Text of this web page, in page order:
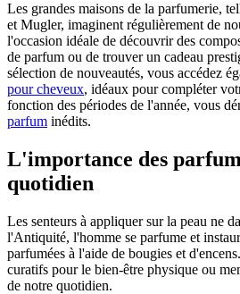
Les grandes maisons de la parfumerie,
et Mugler, imaginent régulièrement de
l'occasion idéale de découvrir des
de parfum ou de trouver un cadeau
sélection de nouveautés, vous accédez
pour cheveux, idéaux pour compléter
fonction des périodes de l'année, vous
parfum inédits.
L'importance des
quotidien
Les senteurs à appliquer sur la peau ne
l'Antiquité, l'homme se parfume et
parfumées à l'aide de bougies et
curatifs pour le bien-être physique ou
de notre quotidien.